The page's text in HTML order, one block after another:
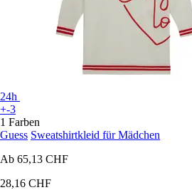
24h
+-3
1 Farben
Guess Sweatshirtkleid für Mädchen
Ab 65,13 CHF
28,16 CHF